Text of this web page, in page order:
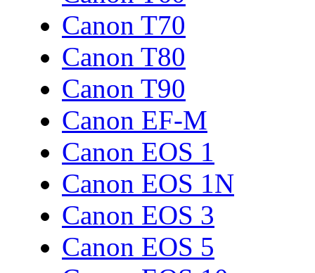
Canon T70
Canon T80
Canon T90
Canon EF-M
Canon EOS 1
Canon EOS 1N
Canon EOS 3
Canon EOS 5